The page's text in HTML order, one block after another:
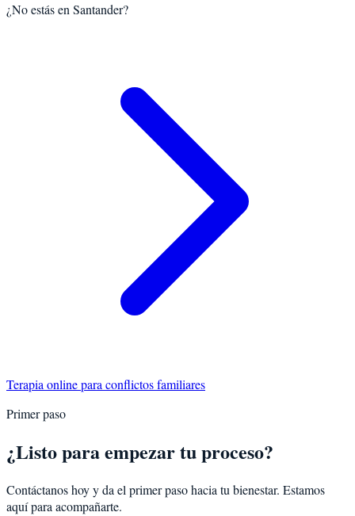
¿No estás en Santander?
Terapia online paraconflictos familiares
Primer paso
¿Listo para empezar tu proceso?
Contáctanos hoy y da el primer paso hacia tu bienestar. Estamos
aquí para acompañarte.